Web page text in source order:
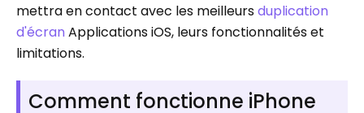
mettra en contact avec les meilleursduplication
d'écran Applications iOS, leurs fonctionnalités et
limitations.
Comment fonctionne iPhone